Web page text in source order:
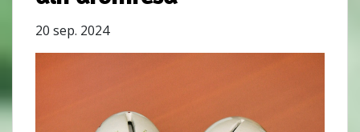
20 sep. 2024